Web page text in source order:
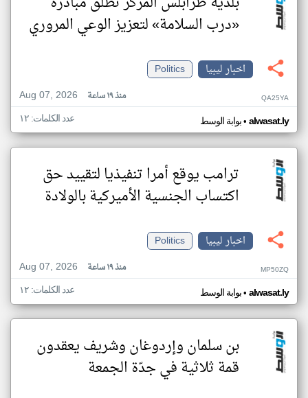
«درب السلامة» لتعزيز الوعي المروري
اخبار ليبيا
Politics
Aug 07, 2026
منذ ١٩ ساعة QA25YA
بوابة الوسط• alwasat.ly عدد الكلمات: ١٢
ترامب يوقع أمرا تنفيذيا لتقييد حق
اكتساب الجنسية الأميركية بالولادة
اخبار ليبيا
Politics
Aug 07, 2026
منذ ١٩ ساعة MP50ZQ
بوابة الوسط• alwasat.ly عدد الكلمات: ١٢
بن سلمان وإردوغان وشريف يعقدون
قمة ثلاثية في جدّة الجمعة